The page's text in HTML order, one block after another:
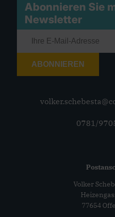
Abonnieren Sie
Newsletter
ABONNIEREN
0781/
Volker
77654